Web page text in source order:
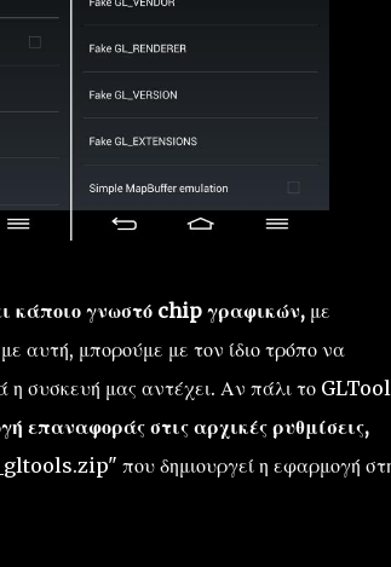
κάποιο γνωστό chip γραφικών,με
αυτή, μπορούμε με τον ίδιο τρόπο να
η συσκευή μας αντέχει. Αν πάλι το
επαναφοράς στις αρχικές ρυθμίσεις,
που δημιουργεί η εφαρμογή